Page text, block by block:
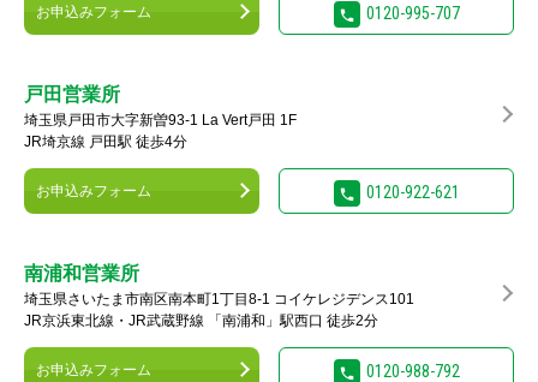
お申込みフォーム 0120-995-707
戸田営業所
埼玉県戸田市大字新曽93-1 La Vert戸田 1F
JR埼京線 戸田駅 徒歩4分
お申込みフォーム 0120-922-621
南浦和営業所
埼玉県さいたま市南区南本町1丁目8-1 コイケレジデンス101
JR京浜東北線・JR武蔵野線 「南浦和」駅西口 徒歩2分
お申込みフォーム 0120-988-792